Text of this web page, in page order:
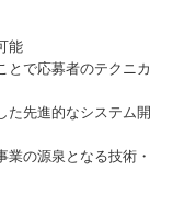
能
とで応募者のテクニカ
た先進的なシステム開
業の源泉となる技術・